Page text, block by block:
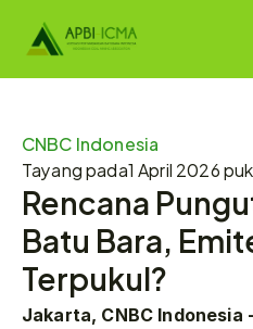
CNBC Indonesia
Tayang pada1 April 2026
Rencana
Batu Bara,
Terpukul?
Jakarta, CNBC Indonesia -